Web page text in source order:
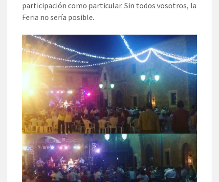
participación como particular. Sin todos vosotros, la
Feria no sería posible.